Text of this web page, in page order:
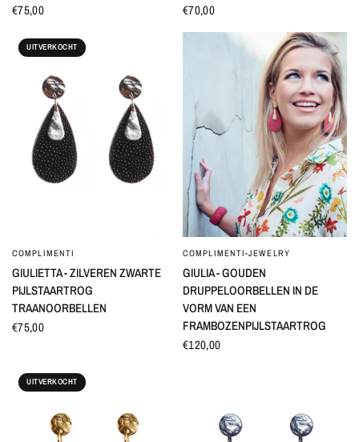
€75,00
€70,00
UITVERKOCHT
SNEL BEKIJKEN
COMPLIMENTI
GIULIETTA - ZILVEREN ZWARTE
PIJLSTAARTROG
TRAANOORBELLEN
€75,00
SNEL BEKIJKEN
COMPLIMENTI-JEWELRY
GIULIA - GOUDEN
DRUPPELOORBELLEN IN DE
VORM VAN EEN
FRAMBOZENPIJLSTAARTROG
€120,00
UITVERKOCHT